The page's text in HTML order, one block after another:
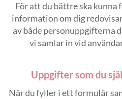
För att du bättre ska kunna
information om dig
av både personuppgifterna
vi samlar in vid
Uppgifter som du
När du fyller i ett formulär